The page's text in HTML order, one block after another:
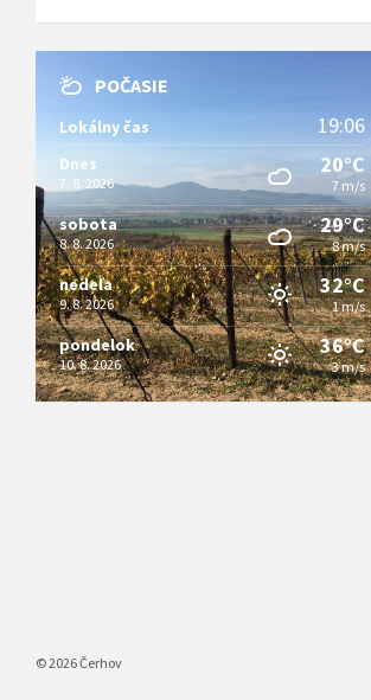
POČASIE
Lokálny čas 19:06
Dnes
7. 8. 2026
20°C
7 m/s
sobota
8. 8. 2026
29°C
8 m/s
nedeľa
9. 8. 2026
32°C
1 m/s
pondelok
10. 8. 2026
36°C
3 m/s
© 2026 Čerhov